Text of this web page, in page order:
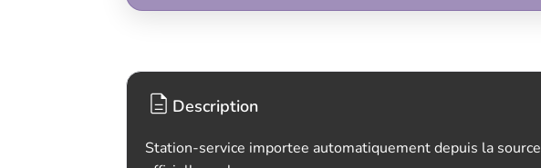
Description
Station-service importee automatiquement depuis la source